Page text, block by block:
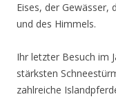
Eises, der Gewässer,
und des Himmels.
Ihr letzter Besuch im
stärksten
zahlreiche